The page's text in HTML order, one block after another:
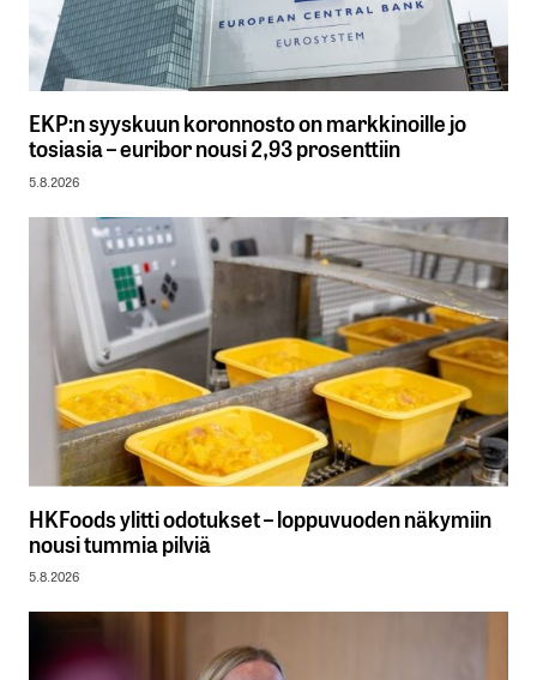
EKP:n syyskuun koronnosto on markkinoille jo
tosiasia – euribor nousi 2,93 prosenttiin
5.8.2026
HKFoods ylitti odotukset – loppuvuoden näkymiin
nousi tummia pilviä
5.8.2026